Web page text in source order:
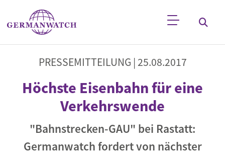
Direkt zum Inhalt
Stichwortsuche
PRESSEMITTEILUNG | 25.08.2017
Höchste Eisenbahn für eine
Verkehrswende
"Bahnstrecken-GAU" bei Rastatt:
Germanwatch fordert von nächster